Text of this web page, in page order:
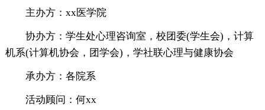
主办方：xx医学院
协办方：学生处心理咨询室，校团委(学生会)，计算
机系(计算机协会，团学会)，学社联心理与健康协会
承办方：各院系
活动顾问：何xx